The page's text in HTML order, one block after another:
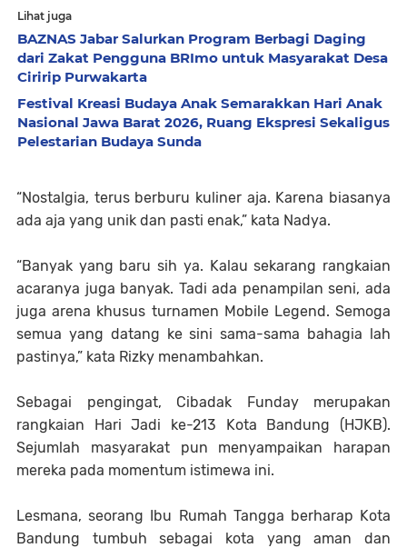
Lihat juga
BAZNAS Jabar Salurkan Program Berbagi Daging
dari Zakat Pengguna BRImo untuk Masyarakat Desa
Ciririp Purwakarta
Festival Kreasi Budaya Anak Semarakkan Hari Anak
Nasional Jawa Barat 2026, Ruang Ekspresi Sekaligus
Pelestarian Budaya Sunda
“Nostalgia, terus berburu kuliner aja. Karena biasanya
ada aja yang unik dan pasti enak,” kata Nadya.
“Banyak yang baru sih ya. Kalau sekarang rangkaian
acaranya juga banyak. Tadi ada penampilan seni, ada
juga arena khusus turnamen Mobile Legend. Semoga
semua yang datang ke sini sama-sama bahagia lah
pastinya,” kata Rizky menambahkan.
Sebagai pengingat, Cibadak Funday merupakan
rangkaian Hari Jadi ke-213 Kota Bandung (HJKB).
Sejumlah masyarakat pun menyampaikan harapan
mereka pada momentum istimewa ini.
Lesmana, seorang Ibu Rumah Tangga berharap Kota
Bandung tumbuh sebagai kota yang aman dan